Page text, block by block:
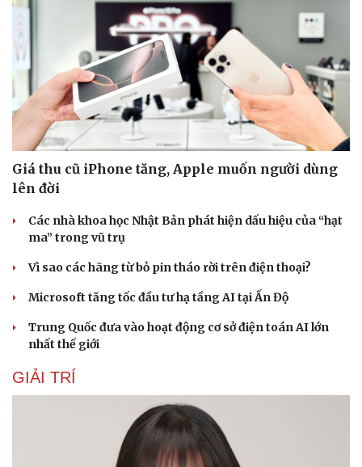
Giá thu cũ iPhone tăng, Apple muốn người dùng
lên đời
Các nhà khoa học Nhật Bản phát hiện dấu hiệu của “hạt
ma” trong vũ trụ
Vì sao các hãng từ bỏ pin tháo rời trên điện thoại?
Microsoft tăng tốc đầu tư hạ tầng AI tại Ấn Độ
Trung Quốc đưa vào hoạt động cơ sở điện toán AI lớn
nhất thế giới
GIẢI TRÍ